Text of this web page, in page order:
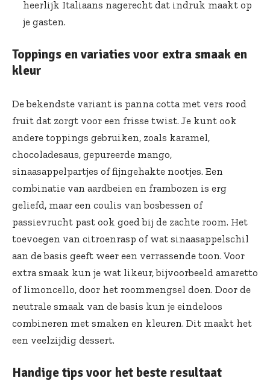
heerlijk Italiaans nagerecht dat indruk maakt op
je gasten.
Toppings en variaties voor extra smaak en
kleur
De bekendste variant is panna cotta met vers rood
fruit dat zorgt voor een frisse twist. Je kunt ook
andere toppings gebruiken, zoals karamel,
chocoladesaus, gepureerde mango,
sinaasappelpartjes of fijngehakte nootjes. Een
combinatie van aardbeien en frambozen is erg
geliefd, maar een coulis van bosbessen of
passievrucht past ook goed bij de zachte room. Het
toevoegen van citroenrasp of wat sinaasappelschil
aan de basis geeft weer een verrassende toon. Voor
extra smaak kun je wat likeur, bijvoorbeeld amaretto
of limoncello, door het roommengsel doen. Door de
neutrale smaak van de basis kun je eindeloos
combineren met smaken en kleuren. Dit maakt het
een veelzijdig dessert.
Handige tips voor het beste resultaat